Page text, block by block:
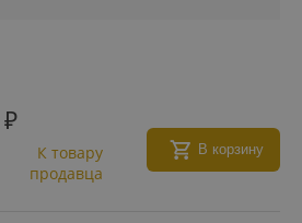
₽
К товару
продавца
В корзину